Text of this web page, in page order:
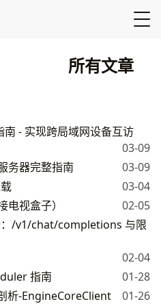
所有文章
- 实现跨局域网设备互访
03-09
务器完整指南
03-09
03-04
视盒子）
02-05
/v1/chat/completions 与限
02-04
指南
01-28
析-EngineCoreClient
01-26